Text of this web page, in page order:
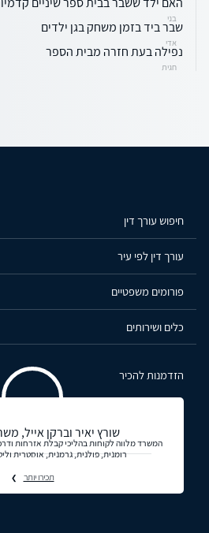
בני
שבר ביד בזמן משחק בגן ילדים
אדי
נפילה בעת חזרה מבית הספר
חגית
חיפוש עורך דין
עורך דין לפי עיר
פורומים משפטיים
כלים ושירותים
הזדמנות להכיר
שורץ יאיר וברקן אייל,
המשרד מלווה לקוחות בהליכי קבלת אזרחות
רומנית, פולנית, גרמנית, אוסטרית
תכירו יותר